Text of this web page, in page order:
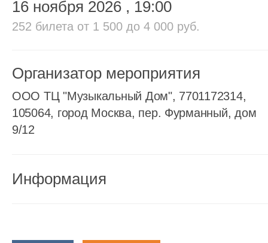
16 ноября 2026 , 19:00
252 билета от 1 500 до 4 000 руб.
Организатор мероприятия
ООО ТЦ "Музыкальный Дом", 7701172314,
105064, город Москва, пер. Фурманный, дом
9/12
Информация